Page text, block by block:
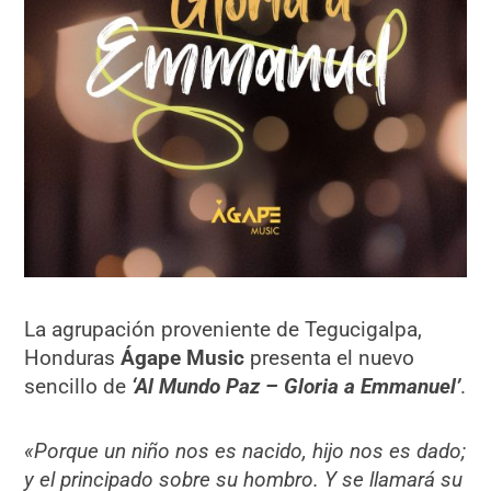
La agrupación proveniente de Tegucigalpa,
HondurasÁgape Music presenta el nuevo
sencillo de ‘Al Mundo Paz – Gloria a Emmanuel’.
«Porque un niño nos es nacido, hijo nos es dado;
y el principado sobre su hombro. Y se llamará su